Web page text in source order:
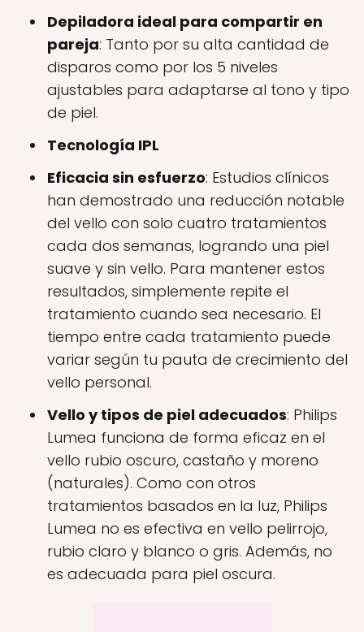
Depiladora ideal para compartir en
pareja: Tanto por su alta cantidad de
disparos como por los 5 niveles
ajustables para adaptarse al tono y tipo
de piel.
Tecnología IPL
Eficacia sin esfuerzo: Estudios clínicos
han demostrado una reducción notable
del vello con solo cuatro tratamientos
cada dos semanas, logrando una piel
suave y sin vello. Para mantener estos
resultados, simplemente repite el
tratamiento cuando sea necesario. El
tiempo entre cada tratamiento puede
variar según tu pauta de crecimiento del
vello personal.
Vello y tipos de piel adecuados: Philips
Lumea funciona de forma eficaz en el
vello rubio oscuro, castaño y moreno
(naturales). Como con otros
tratamientos basados en la luz, Philips
Lumea no es efectiva en vello pelirrojo,
rubio claro y blanco o gris. Además, no
es adecuada para piel oscura.